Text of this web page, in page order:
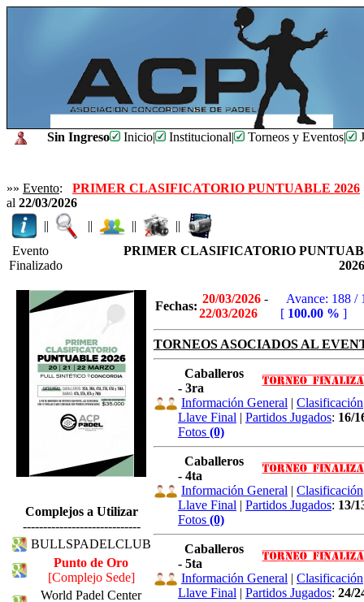
Sin Ingreso Inicio| Institucional| Torneos y Eventos|
»» Evento: PRIMER CLASIFICATORIO PUNTUABLE 2026
al 22/03/2026
||
|| ||
||
Evento
Finalizado
PRIMER CLASIFICATORIO
2026
Complejos a Utilizar
-----------------------------
BULLSPADELCLUB
Punto de Oro
[Complejo Sede]
World Padel Center
Fechas:
20/03/2026 -
22/03/2026
Avance: 188
[ 100.00 % ]
TORNEOS ASOCIADOS AL
Caballeros
- 3ra
Información General | Clasificación
Llave Final | Partidos Jugados: 16/
Fotos (0)
Caballeros
- 4ta
Información General | Clasificación
Llave Final | Partidos Jugados: 13/
Fotos (0)
Caballeros
- 5ta
Información General | Clasificación
Llave Final | Partidos Jugados: 24/